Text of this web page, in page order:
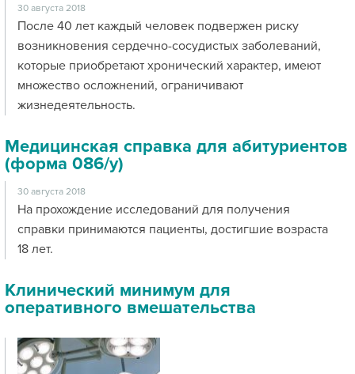
30 августа 2018
После 40 лет каждый человек подвержен риску
возникновения сердечно-сосудистых заболеваний,
которые приобретают хронический характер, имеют
множество осложнений, ограничивают
жизнедеятельность.
Медицинская справка для абитуриентов
(форма 086/у)
30 августа 2018
На прохождение исследований для получения
справки принимаются пациенты, достигшие возраста
18 лет.
Клинический минимум для
оперативного вмешательства